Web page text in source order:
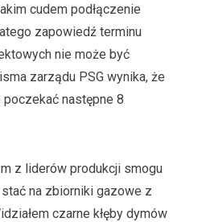
cudem podłączenie
zapowiedź terminu
nie może być
zarządu PSG wynika, że
następne 8
z liderów produkcji smogu
na zbiorniki gazowe z
czarne kłęby dymów